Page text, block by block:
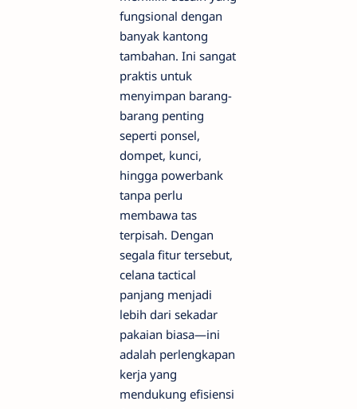
fungsional dengan
banyak kantong
tambahan. Ini sangat
praktis untuk
menyimpan barang-
barang penting
seperti ponsel,
dompet, kunci,
hingga powerbank
tanpa perlu
membawa tas
terpisah. Dengan
segala fitur tersebut,
celana tactical
panjang menjadi
lebih dari sekadar
pakaian biasa—ini
adalah perlengkapan
kerja yang
mendukung efisiensi